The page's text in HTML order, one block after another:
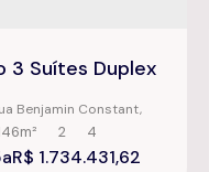
3 Suítes Duplex
R$ 1.734.431,62
Benjamin Constant,
Santa Catarina
4
2